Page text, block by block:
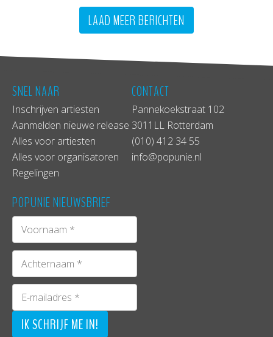
LAAD MEER BERICHTEN
SNEL NAAR
Inschrijven artiesten
Aanmelden nieuwe release
Alles voor artiesten
Alles voor organisatoren
Regelingen
CONTACT
Pannekoekstraat 102
3011LL Rotterdam
(010) 412 34 55
info@popunie.nl
POPUNIE NIEUWSBRIEF